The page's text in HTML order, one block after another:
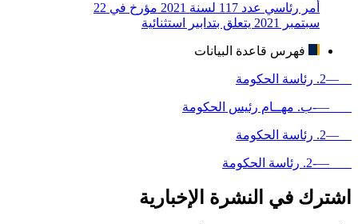
أمر رئاسي عدد 117 لسنة 2021 مؤرخ في 22
سبتمبر 2021 يتعلق بتدابير استثنائية
فهرس قاعدة البيانات
—2. رئاسة الحكومة
—-ب. مهــام رئيس الحكومة
—2. رئاسة الحكومة
—-2. رئاسة الحكومة
اشترك في النشرة الإخبارية